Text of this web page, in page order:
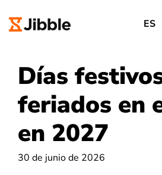
ES
Días
feriados en
en 2027
30 de junio de 2026